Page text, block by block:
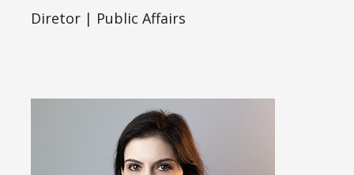
Diretor | Public Affairs